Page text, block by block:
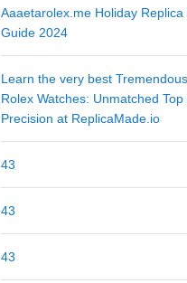
Aaaetarolex.me Holiday Replica
Guide 2024
Learn the very best
Rolex Watches: Unmatched
Precision at ReplicaMade.io
43
43
43